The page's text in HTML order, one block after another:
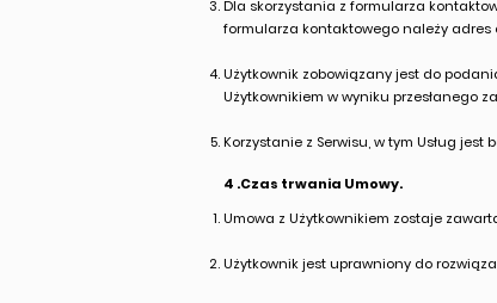
Dla skorzystania z formularza
formularza kontaktowego należy adres
Użytkownik zobowiązany jest do
Użytkownikiem w wyniku przesłanego
Korzystanie z Serwisu, w tym Usług jest
4 .Czas trwania Umowy.
Umowa z Użytkownikiem zostaje
Użytkownik jest uprawniony do